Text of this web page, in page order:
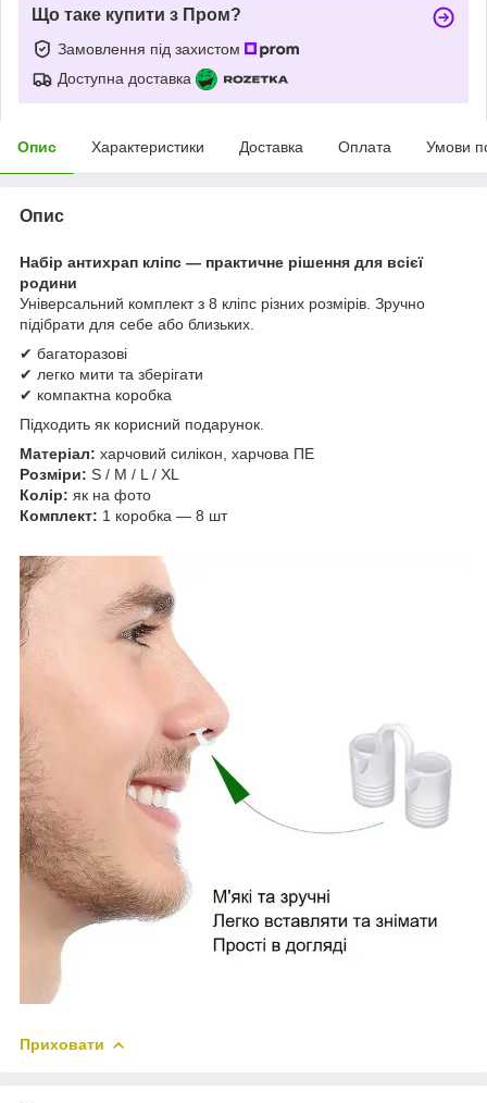
Що таке купити з Пром?
Замовлення під захистом
Доступна доставка
Опис Характеристики Доставка Оплата Умови
Опис
Набір антихрап кліпс — практичне рішення для всієї
родини
Універсальний комплект з 8 кліпс різних розмірів. Зручно
підібрати для себе або близьких.
✔ багаторазові
✔ легко мити та зберігати
✔ компактна коробка
Підходить як корисний подарунок.
Матеріал: харчовий силікон, харчова ПЕ
Розміри: S / M / L / XL
Колір: як на фото
Комплект: 1 коробка — 8 шт
Приховати